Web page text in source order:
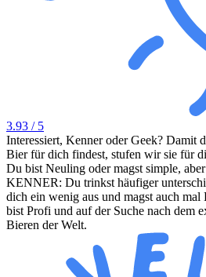
3.93 / 5
Interessiert, Kenner oder Geek? Damit
Bier für dich findest, stufen wir sie für
Du bist Neuling oder magst simple,
KENNER: Du trinkst häufiger
dich ein wenig aus und magst auch
bist Profi und auf der Suche nach dem
Bieren der Welt.